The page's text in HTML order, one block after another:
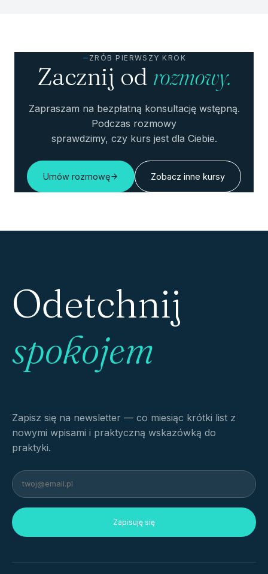
ZRÓB PIERWSZY KROK
Zacznij od rozmowy.
Zapraszam na bezpłatną konsultację wstępną.
Podczas rozmowy
sprawdzimy, czy kurs jest dla Ciebie.
Umów rozmowę Zobacz inne kursy
Odetchnij
spokojem
Zapisz się na newsletter — co miesiąc krótki list z
nowymi wpisami i praktyczną wskazówką do
praktyki.
Zapisuję się